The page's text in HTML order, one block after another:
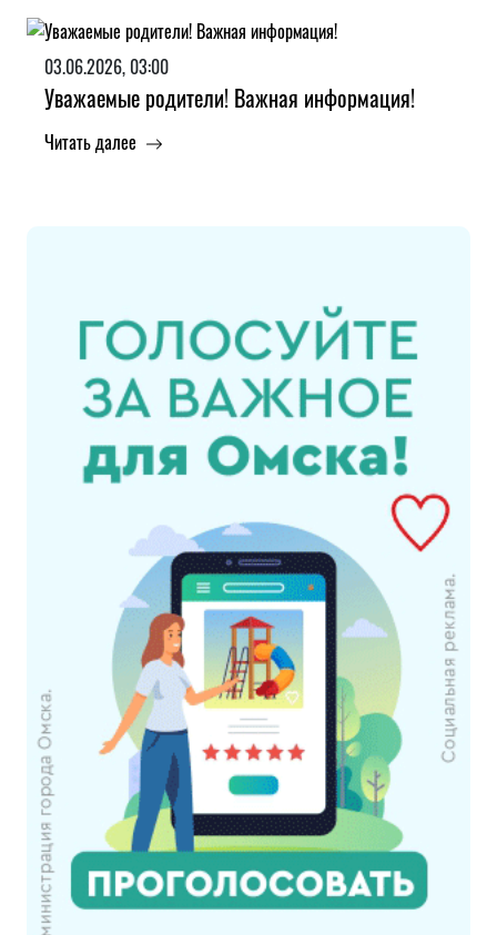
03.06.2026, 03:00
Уважаемые родители! Важная информация!
Читать далее